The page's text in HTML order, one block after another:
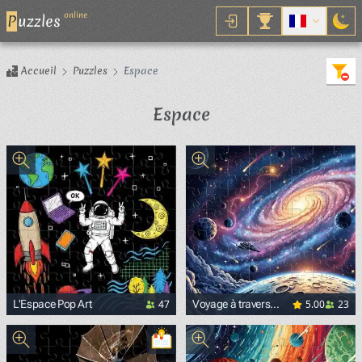
Puzzles online
Accueil Puzzles Espace
Espace
L'Espace Pop Art 47
Voyage à travers
l’Univers
5.00 23